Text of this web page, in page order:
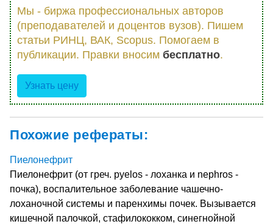
Мы - биржа профессиональных авторов
(преподавателей и доцентов вузов). Пишем
статьи РИНЦ, ВАК, Scopus. Помогаем в
публикации. Правки вносим бесплатно.
Узнать цену
Похожие рефераты:
Пиелонефрит
Пиелонефрит (от греч. pyelos - лоханка и nephros -
почка), воспалительное заболевание чашечно-
лоханочной системы и паренхимы почек. Вызывается
кишечной палочкой, стафилококком, синегнойной